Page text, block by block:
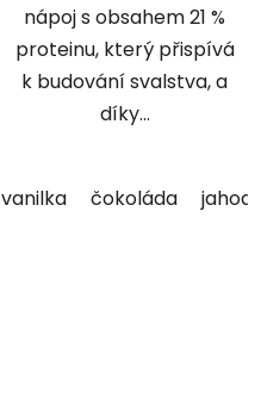
nápoj s obsahem 21 %
proteinu, který přispívá
k budování svalstva, a
díky...
vanilka čokoláda